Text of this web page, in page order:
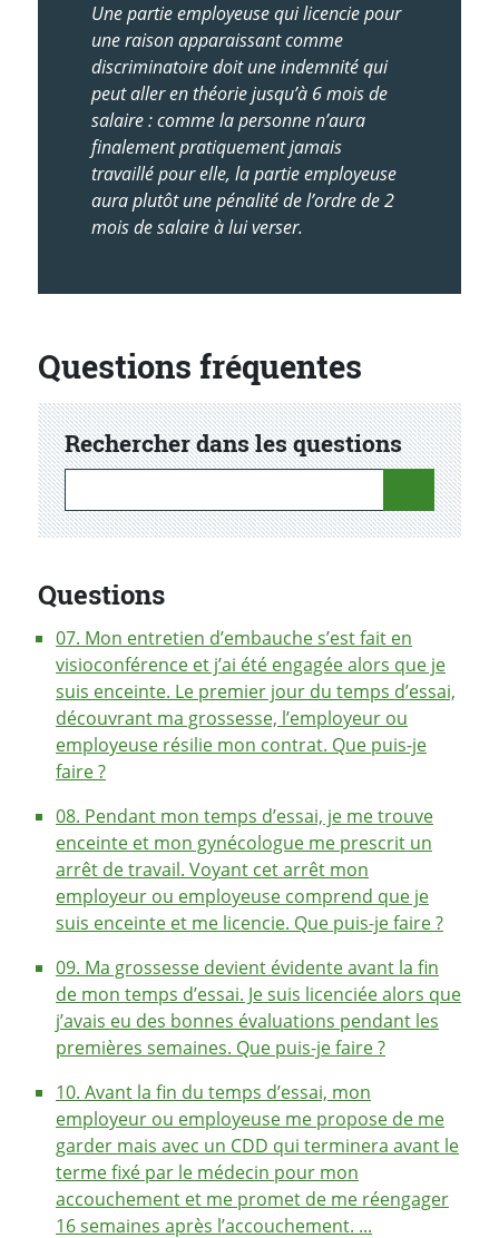
Une partie employeuse qui licencie pour
une raison apparaissant comme
discriminatoire doit une indemnité qui
peut aller en théorie jusqu’à 6 mois de
salaire: comme la personne n’aura
finalement pratiquement jamais
travaillé pour elle, la partie employeuse
aura plutôt une pénalité de l’ordre de 2
mois de salaire à lui verser.
Questions fréquentes
Rechercher dans les questions
Rechercher dans les questions
Questions
07. Mon entretien d’embauche s’est fait en
visioconférence et j’ai été engagée alors que je
suis enceinte. Le premier jour du temps d’essai,
découvrant ma grossesse, l’employeur ou
employeuse résilie mon contrat. Que puis-je
faire ?
08. Pendant mon temps d’essai, je me trouve
enceinte et mon gynécologue me prescrit un
arrêt de travail. Voyant cet arrêt mon
employeur ou employeuse comprend que je
suis enceinte et me licencie. Que puis-je faire ?
09. Ma grossesse devient évidente avant la fin
de mon temps d’essai. Je suis licenciée alors que
j’avais eu des bonnes évaluations pendant les
premières semaines. Que puis-je faire ?
10. Avant la fin du temps d’essai, mon
employeur ou employeuse me propose de me
garder mais avec un CDD qui terminera avant le
terme fixé par le médecin pour mon
accouchement et me promet de me réengager
16 semaines après l’accouchement. ...